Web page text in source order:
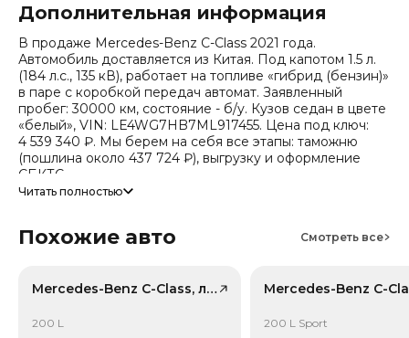
Дополнительная информация
В продаже Mercedes-Benz C-Class 2021 года.
Автомобиль доставляется из Китая. Под капотом 1.5 л.
(184 л.с., 135 кВ), работает на топливе «гибрид (бензин)»
в паре с коробкой передач автомат. Заявленный
пробег: 30000 км, состояние - б/у. Кузов седан в цвете
«белый», VIN: LE4WG7HB7ML917455. Цена под ключ:
4 539 340 ₽. Мы берем на себя все этапы: таможню
(пошлина около 437 724 ₽), выгрузку и оформление
СБКТС.
отчет об авто и смету доставки. Мы на связи 24/7.
снижение 19.7%). Важно: расчет без учета пошлин и
Читать полностью
Похожие авто Смотреть все
Mercedes-Benz C-Class, лот 59148290
200 L
200 L Sport